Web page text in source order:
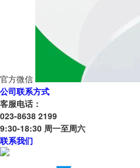
官方微信
公司联系方式
客服电话：
023-8638 2199
9:30-18:30 周一至周六
联系我们